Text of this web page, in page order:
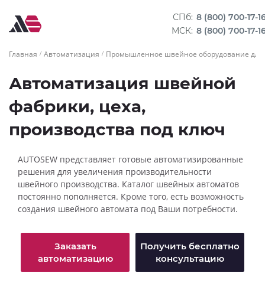
СПб: 8 (800) 700-17-
МСК: 8 (800) 700-17-
Главная Автоматизация Промышленное швейное оборудование для
Автоматизация швейной
фабрики, цеха,
производства под ключ
AUTOSEW представляет готовые автоматизированные
решения для увеличения производительности
швейного производства. Каталог швейных автоматов
постоянно пополняется. Кроме того, есть возможность
создания швейного автомата под Ваши потребности.
Заказать
автоматизацию
Получить бесплатно
консультацию